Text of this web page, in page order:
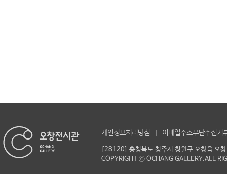
개인정보처리방침 이메일주소무단수집거
[28120] 충청북도 청주시 청원구 오창읍 오
COPYRIGHT ⓒ OCHANG GALLERY.ALL